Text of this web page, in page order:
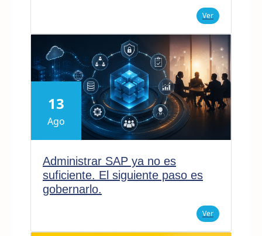
Ver
13
Ago
Administrar SAP ya no es
suficiente. El siguiente paso es
gobernarlo.
Ver